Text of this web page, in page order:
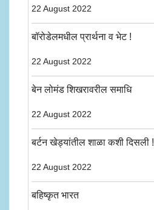
22 August 2022
बॉरोडेलमधील प्रार्थना व भेट !
22 August 2022
बेन लोमंड शिखरावरील समाधि
22 August 2022
बर्टन खेड्यांतील शाळा कशी दिसली !
22 August 2022
बहिष्कृत भारत